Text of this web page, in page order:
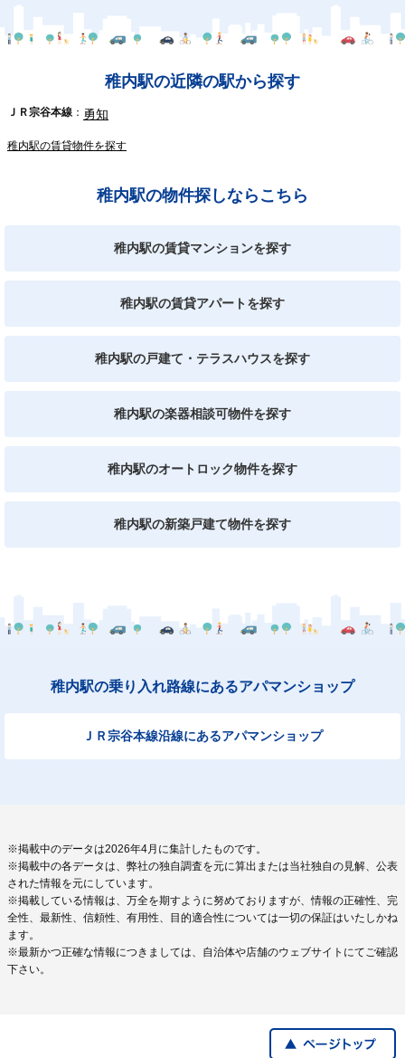
稚内駅の近隣の駅から探す
ＪＲ宗谷本線 勇知
稚内駅の賃貸物件を探す
稚内駅の物件探しならこちら
稚内駅の賃貸マンションを探す
稚内駅の賃貸アパートを探す
稚内駅の戸建て・テラスハウスを探す
稚内駅の楽器相談可物件を探す
稚内駅のオートロック物件を探す
稚内駅の新築戸建て物件を探す
稚内駅の乗り入れ路線にあるアパマンショップ
ＪＲ宗谷本線沿線にあるアパマンショップ
※掲載中のデータは2026年4月に集計したものです。
※掲載中の各データは、弊社の独自調査を元に算出または当社独自の見解、公表
された情報を元にしています。
※掲載している情報は、万全を期すように努めておりますが、情報の正確性、完
全性、最新性、信頼性、有用性、目的適合性については一切の保証はいたしかね
ます。
※最新かつ正確な情報につきましては、自治体や店舗のウェブサイトにてご確認
下さい。